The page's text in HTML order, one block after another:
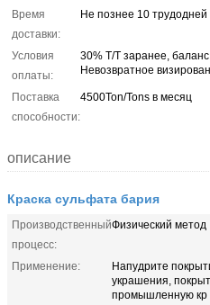
Время
доставки:
Не познее 10
Условия
оплаты:
30% T/T заранее,
Невозвратное
Поставка
способности:
4500Ton/Tons в месяц
описание
Краска сульфата бария
Производственный
процесс:
Физический метод
Применение:
Напудрите
украшения,
промышленную кр